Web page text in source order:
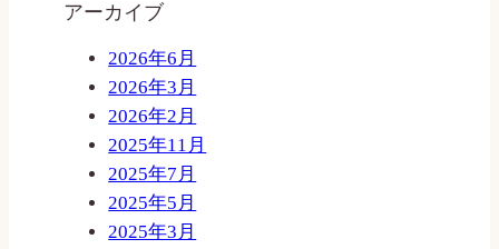
アーカイブ
2026年6月
2026年3月
2026年2月
2025年11月
2025年7月
2025年5月
2025年3月